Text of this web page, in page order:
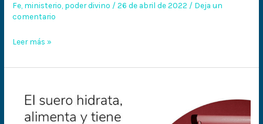
Fe, ministerio, poder divino /26 de abril de 2022 / Deja un
comentario
Leer más »
sangre